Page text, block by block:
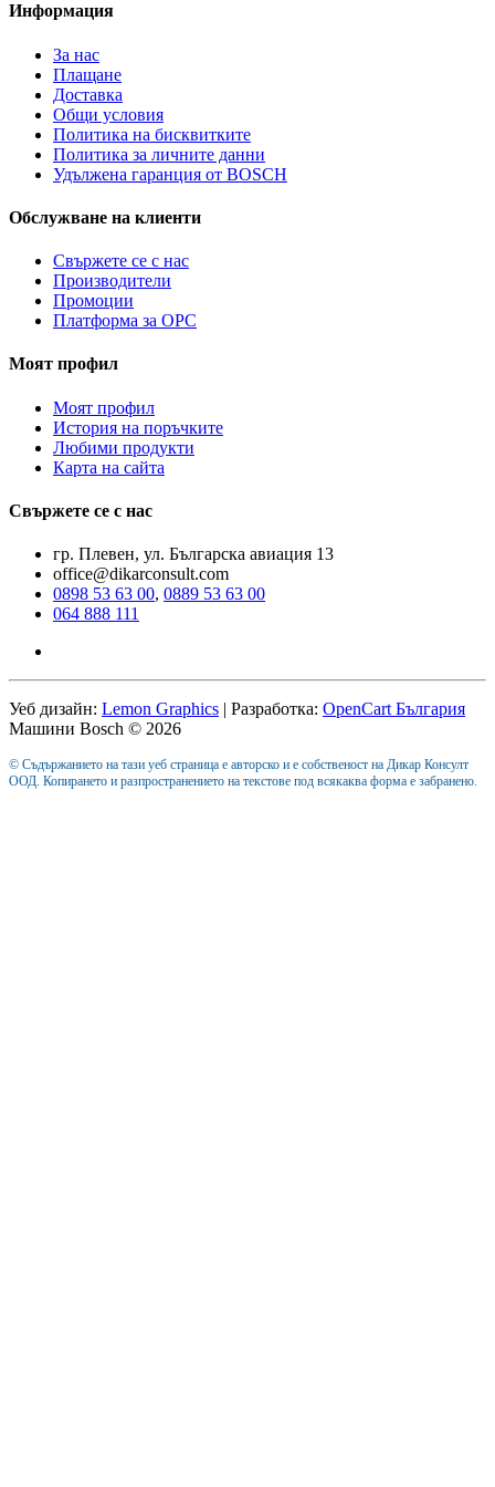
Информация
За нас
Плащане
Доставка
Общи условия
Политика на бисквитките
Политика за личните данни
Удължена гаранция от BOSCH
Обслужване на клиенти
Свържете се с нас
Производители
Промоции
Платформа за ОРС
Моят профил
Моят профил
История на поръчките
Любими продукти
Карта на сайта
Свържете се с нас
гр. Плевен, ул. Българска авиация 13
office@dikarconsult.com
0898 53 63 00, 0889 53 63 00
064 888 111
Уеб дизайн: Lemon Graphics | Разработка: OpenCart България
Машини Bosch © 2026
© Съдържанието на тази уеб страница е авторско и е собственост на Дикар Консулт
ООД. Копирането и разпространението на текстове под всякаква форма е забранено.